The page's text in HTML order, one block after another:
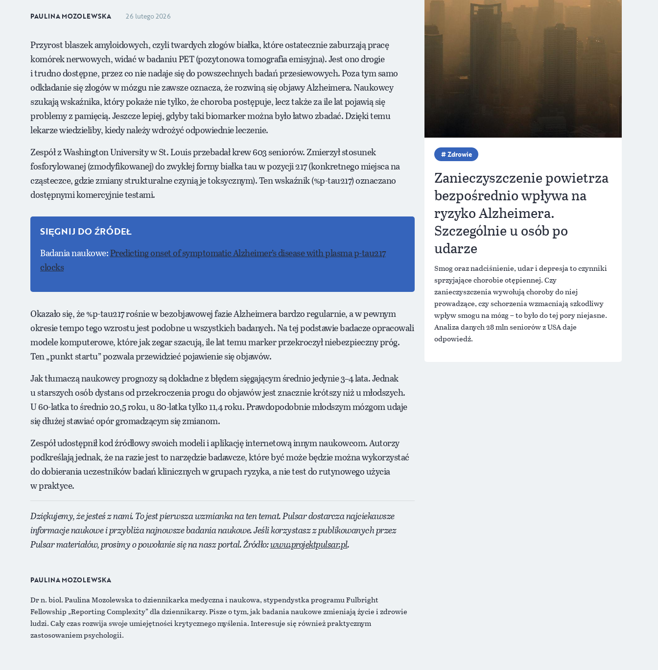
Zdrowie
Zanieczyszczenie powietrza
bezpośrednio wpływa na
ryzyko Alzheimera.
Szczególnie u osób po
udarze
Smog oraz nadciśnienie, udar i depresja to czynniki
sprzyjające chorobie otępiennej. Czy
zanieczyszczenia wywołują choroby do niej
prowadzące, czy schorzenia wzmacniają szkodliwy
wpływ smogu na mózg – to było do tej pory niejasne.
Analiza danych 28 mln seniorów z USA daje
odpowiedź.
PAULINA MOZOLEWSKA 26 lutego 2026
Przyrost blaszek amyloidowych, czyli twardych złogów białka, które ostatecznie zaburzają pracę
komórek nerwowych, widać w badaniu PET (pozytonowa tomografia emisyjna). Jest ono drogie
i trudno dostępne, przez co nie nadaje się do powszechnych badań przesiewowych. Poza tym samo
odkładanie się złogów w mózgu nie zawsze oznacza, że rozwiną się objawy Alzheimera. Naukowcy
szukają wskaźnika, który pokaże nie tylko, że choroba postępuje, lecz także za ile lat pojawią się
problemy z pamięcią. Jeszcze lepiej, gdyby taki biomarker można było łatwo zbadać. Dzięki temu
lekarze wiedzieliby, kiedy należy wdrożyć odpowiednie leczenie.
Zespół z Washington University w St. Louis przebadał krew 603 seniorów. Zmierzył stosunek
fosforylowanej (zmodyfikowanej) do zwykłej formy białka tau w pozycji 217 (konkretnego miejsca na
cząsteczce, gdzie zmiany strukturalne czynią je toksycznym). Ten wskaźnik (%p-tau217) oznaczano
dostępnymi komercyjnie testami.
SIĘGNIJ DO ŹRÓDEŁ
Badania naukowe:Predicting onset of symptomatic Alzheimer’s disease with plasma p-tau217
clocks
Okazało się, że %p-tau217 rośnie w bezobjawowej fazie Alzheimera bardzo regularnie, a w pewnym
okresie tempo tego wzrostu jest podobne u wszystkich badanych. Na tej podstawie badacze opracowali
modele komputerowe, które jak zegar szacują, ile lat temu marker przekroczył niebezpieczny próg.
Ten „punkt startu” pozwala przewidzieć pojawienie się objawów.
Jak tłumaczą naukowcy prognozy są dokładne z błędem sięgającym średnio jedynie 3–4 lata. Jednak
u starszych osób dystans od przekroczenia progu do objawów jest znacznie krótszy niż u młodszych.
U 60-latka to średnio 20,5 roku, u 80-latka tylko 11,4 roku. Prawdopodobnie młodszym mózgom udaje
się dłużej stawiać opór gromadzącym się zmianom.
Zespół udostępnił kod źródłowy swoich modeli i aplikację internetową innym naukowcom. Autorzy
podkreślają jednak, że na razie jest to narzędzie badawcze, które być może będzie można wykorzystać
do dobierania uczestników badań klinicznych w grupach ryzyka, a nie test do rutynowego użycia
w praktyce.
Dziękujemy, że jesteś z nami. To jest pierwsza wzmianka na ten temat. Pulsar dostarcza najciekawsze
informacje naukowe i przybliża najnowsze badania naukowe. Jeśli korzystasz z publikowanych przez
Pulsar materiałów, prosimy o powołanie się na nasz portal. Źródło:www.projektpulsar.pl.
PAULINA MOZOLEWSKA
Dr n. biol. Paulina Mozolewska to dziennikarka medyczna i naukowa, stypendystka programu Fulbright
Fellowship „Reporting Complexity” dla dziennikarzy. Pisze o tym, jak badania naukowe zmieniają życie i zdrowie
ludzi. Cały czas rozwija swoje umiejętności krytycznego myślenia. Interesuje się również praktycznym
zastosowaniem psychologii.